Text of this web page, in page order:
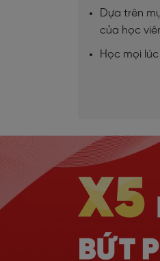
Dựa trên
của học
Học mọi